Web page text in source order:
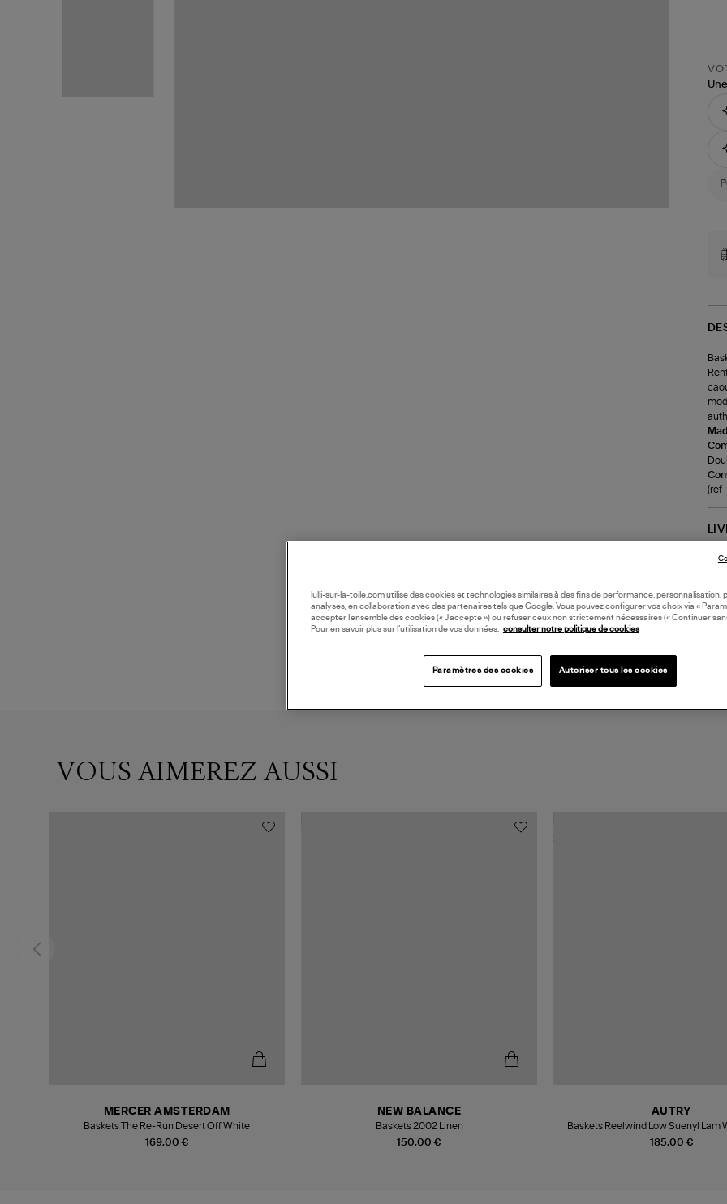
VOUS AIMEREZ AUSSI
169,00 €
MERCER AMSTERDAM
Baskets The Re-Run Desert Off White
150,00 €
NEW BALANCE
Baskets 2002 Linen
185,00 €
AUTRY
Baskets Reelwind Low Suenyl Lam
lulli-sur-la-toile.com utilise des cookies et technologies similaires à des fins de performance, personnalisation,
analyses, en collaboration avec des partenaires tels que Google. Vous pouvez configurer vos choix via «
accepter l’ensemble des cookies (« J’accepte ») ou refuser ceux non strictement nécessaires (« Continuer
Pour en savoir plus sur l’utilisation de vos données, consulter notre politique de cookies
Paramètres des cookies Autoriser tous les cookies